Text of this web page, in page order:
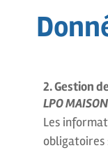
2. Gestion
LPO
Les
obligatoires